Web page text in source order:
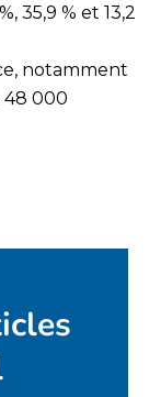
35,9 % et 13,2
notamment
48 000